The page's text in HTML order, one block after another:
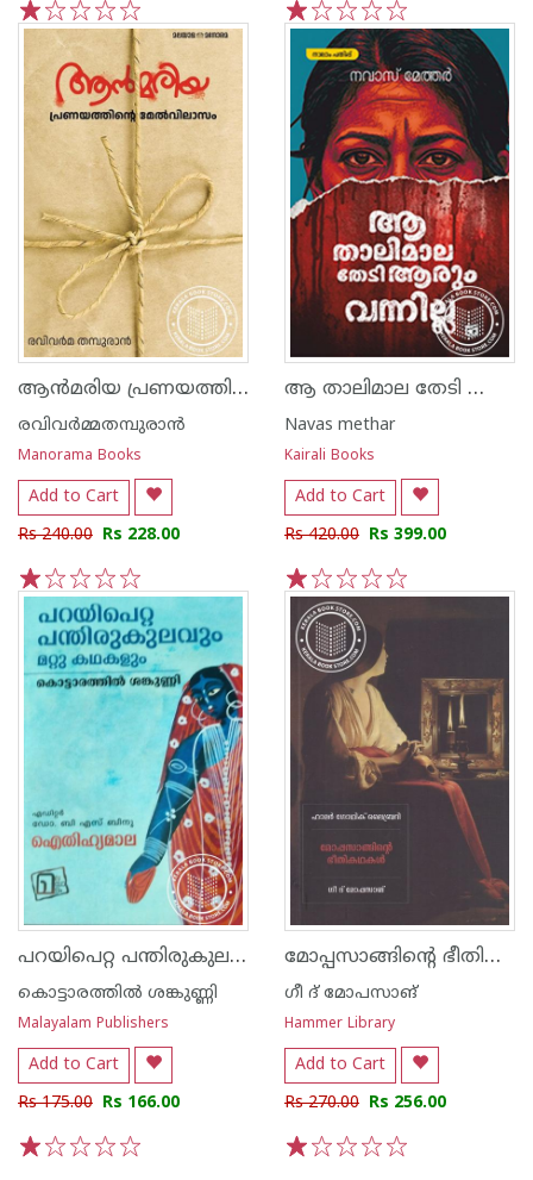
5
4
3
2
1 5
4
3
2
1
ആൻമരിയ പ്രണയത്തിന്റെ മേൽവിലാസം
രവിവര്‍മ്മതമ്പുരാന്‍
Manorama Books
Add to Cart
Rs 240.00 Rs 228.00
5
4
3
2
1
ആ താലിമാല തേടി ആരും വന്നില്ല
Navas methar
Kairali Books
Add to Cart
Rs 420.00 Rs 399.00
5
4
3
2
1
പറയിപെറ്റ പന്തിരുകുലവും മറ്റു കഥകളും
കൊട്ടാരത്തില്‍ ശങ്കുണ്ണി
Malayalam Publishers
Add to Cart
Rs 175.00 Rs 166.00
മോപ്പസാങ്ങിൻ്റെ ഭീതികഥകൾ
ഗീ ദ് മോപസാങ്
Hammer Library
Add to Cart
Rs 270.00 Rs 256.00